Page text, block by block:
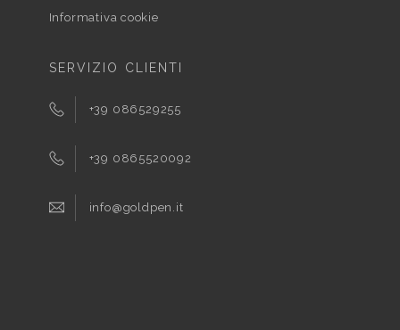
Informativa cookie
SERVIZIO CLIENTI
+39 086529255
+39 0865520092
info@goldpen.it